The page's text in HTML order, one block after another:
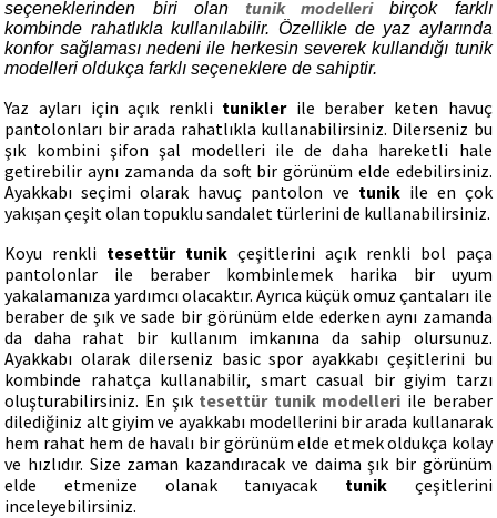
seçeneklerinden biri olan tunik modelleri
birçok farklı
kombinde rahatlıkla kullanılabilir. Özellikle de yaz aylarında
konfor sağlaması nedeni ile herkesin severek kullandığı tunik
modelleri oldukça farklı seçeneklere de sahiptir.
Yaz ayları için açık renkli tunikler ile beraber keten havuç
pantolonları bir arada rahatlıkla kullanabilirsiniz. Dilerseniz bu
şık kombini şifon şal modelleri ile de daha hareketli hale
getirebilir aynı zamanda da soft bir görünüm elde edebilirsiniz.
Ayakkabı seçimi olarak havuç pantolon ve tunik ile en çok
yakışan çeşit olan topuklu sandalet türlerini de kullanabilirsiniz.
Koyu renkli tesettür tunikçeşitlerini açık renkli bol paça
pantolonlar ile beraber kombinlemek harika bir uyum
yakalamanıza yardımcı olacaktır. Ayrıca küçük omuz çantaları ile
beraber de şık ve sade bir görünüm elde ederken aynı zamanda
da daha rahat bir kullanım imkanına da sahip olursunuz.
Ayakkabı olarak dilerseniz basic spor ayakkabı çeşitlerini bu
kombinde rahatça kullanabilir, smart casual bir giyim tarzı
oluşturabilirsiniz. En şık tesettür tunik modelleri ile beraber
dilediğiniz alt giyim ve ayakkabı modellerini bir arada kullanarak
hem rahat hem de havalı bir görünüm elde etmek oldukça kolay
ve hızlıdır. Size zaman kazandıracak ve daima şık bir görünüm
elde etmenize olanak tanıyacak tunik çeşitlerini
inceleyebilirsiniz.